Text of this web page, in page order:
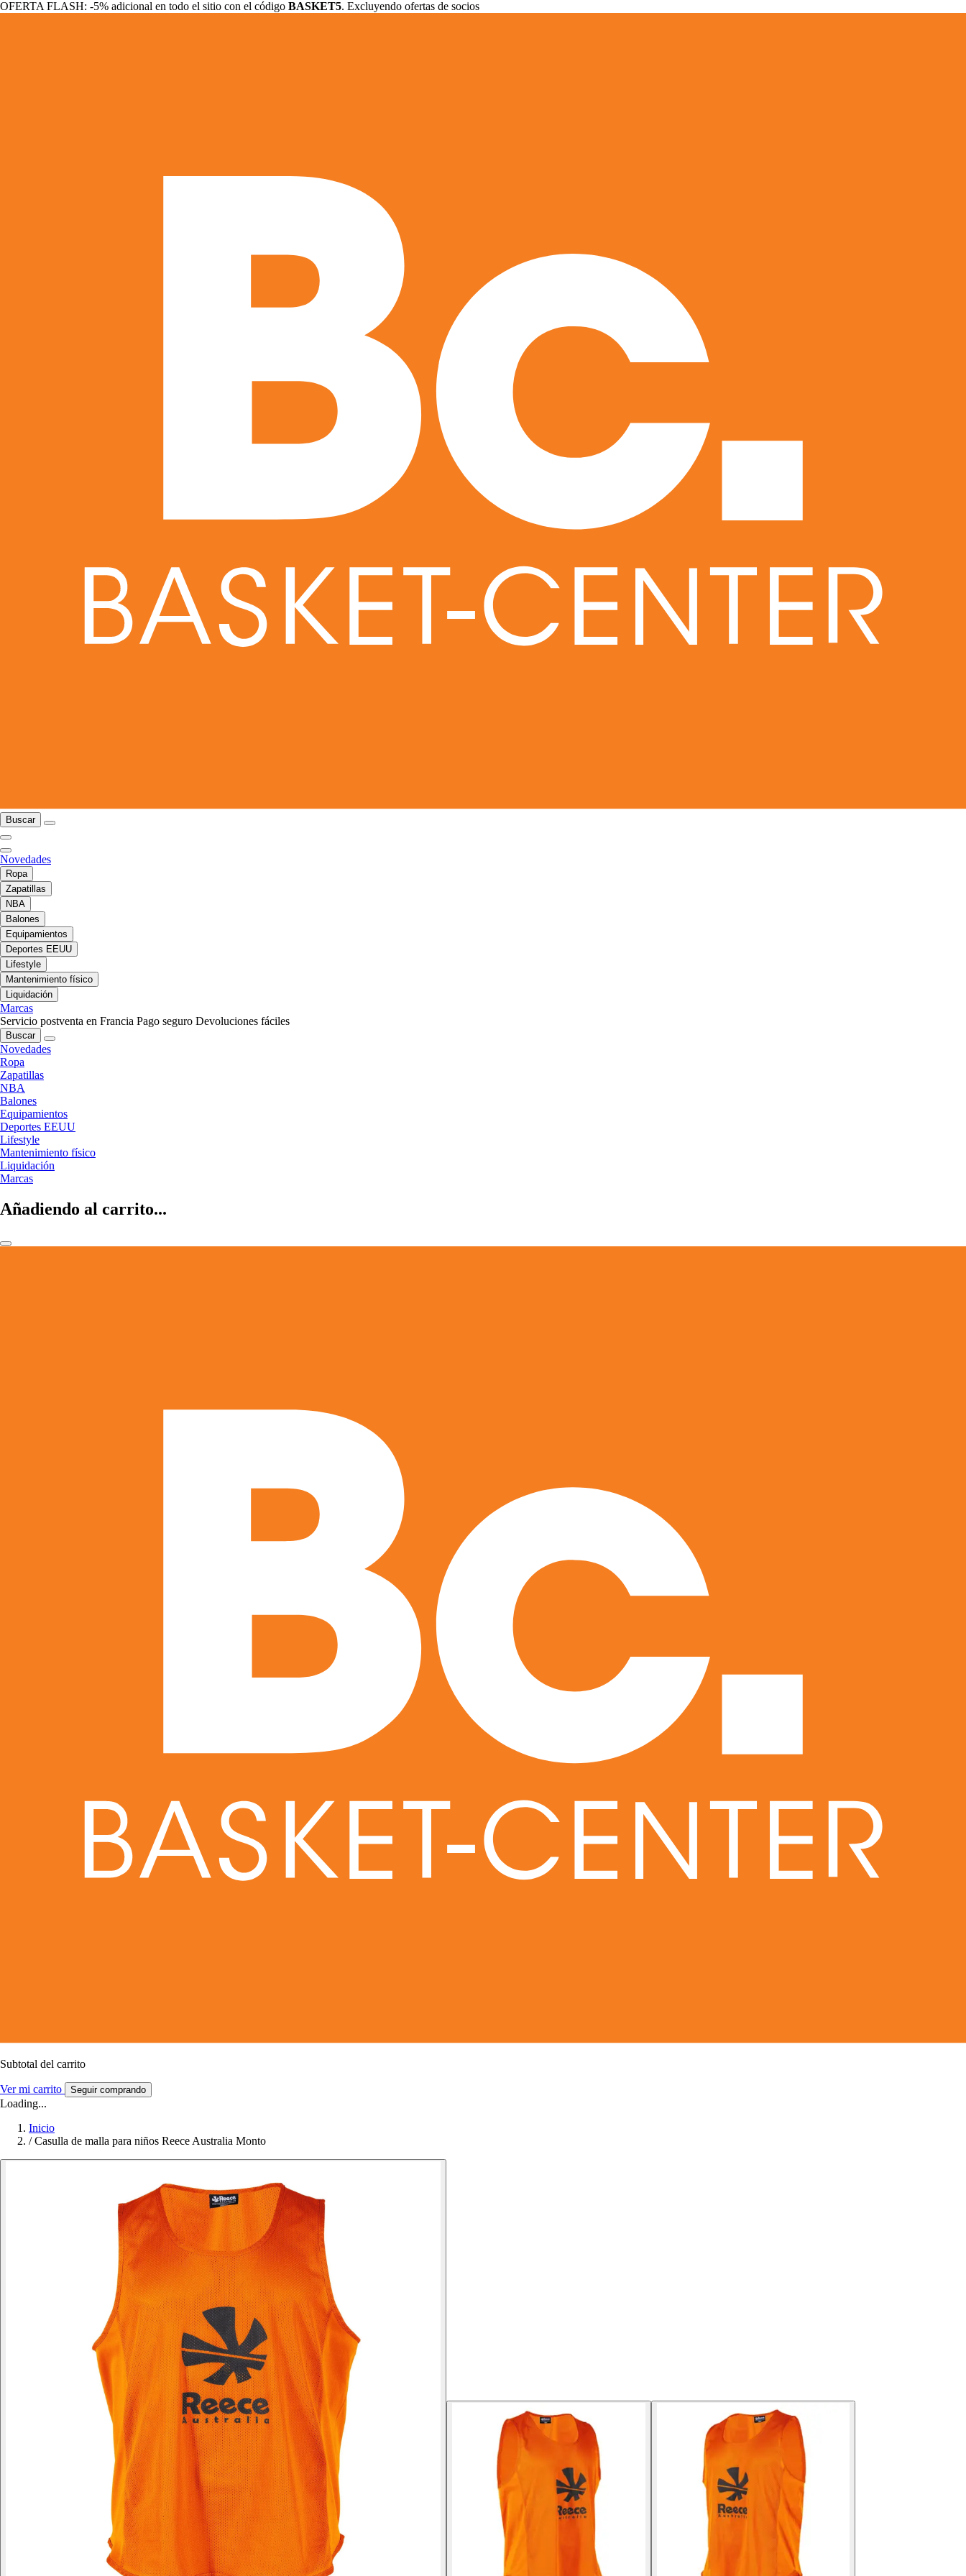
OFERTA FLASH: -5% adicional en todo el sitio con el código BASKET5. Excluyendo ofertas de socios
Buscar
Novedades
Ropa
Zapatillas
NBA
Balones
Equipamientos
Deportes EEUU
Lifestyle
Mantenimiento físico
Liquidación
Marcas
Servicio postventa en Francia Pago seguro Devoluciones fáciles
Buscar
Novedades
Ropa
Zapatillas
NBA
Balones
Equipamientos
Deportes EEUU
Lifestyle
Mantenimiento físico
Liquidación
Marcas
Añadiendo al carrito...
Subtotal del carrito
Ver mi carrito Seguir comprando
Loading...
Inicio
/ Casulla de malla para niños Reece Australia Monto